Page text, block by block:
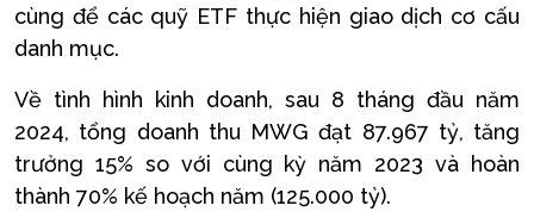
cùng để các quỹ ETF thực hiện giao dịch cơ cấu
danh mục.
Về tình hình kinh doanh, sau 8 tháng đầu năm
2024, tổng doanh thu MWG đạt 87.967 tỷ, tăng
trưởng 15% so với cùng kỳ năm 2023 và hoàn
thành 70% kế hoạch năm (125.000 tỷ).